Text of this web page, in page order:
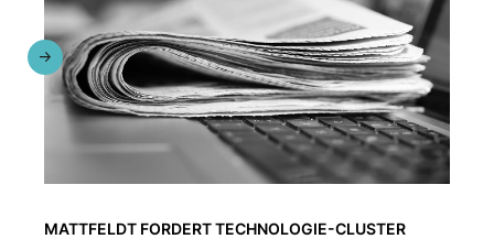
MATTFELDT FORDERT TECHNOLOGIE-CLUSTER